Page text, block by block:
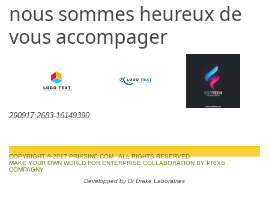
nous sommes heureux de
vous accompager
290917:2683-16149390
COPYRIGHT © 2017PRIXSINC.COM- ALL RIGHTS RESERVED
MAKE YOUR OWN WORLD FOR ENTERPRISE COLLABORATION BY PRIXS
COMPAGNY
Developped byDr Drake Laboratries